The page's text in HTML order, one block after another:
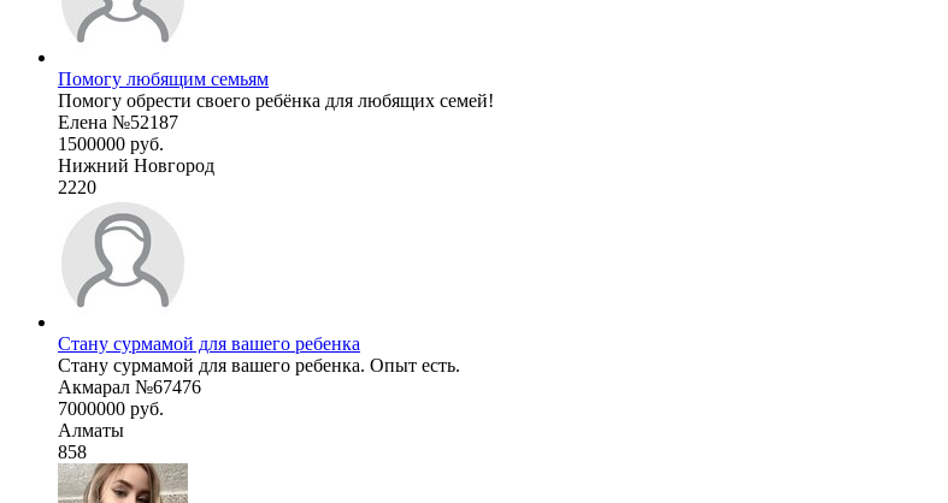
Помогу любящим семьям
Помогу обрести своего ребёнка для любящих семей!
Елена №52187
1500000 руб.
Нижний Новгород
2220
Стану сурмамой для вашего ребенка
Стану сурмамой для вашего ребенка. Опыт есть.
Акмарал №67476
7000000 руб.
Алматы
858